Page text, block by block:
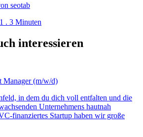
seotab
. 3 Minuten
interessieren
Manager (m/w/d)
in dem du dich voll entfalten und die
Unternehmens hautnah
finanziertes Startup haben wir große